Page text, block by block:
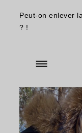
utile
été
Peut-on enlever
? !